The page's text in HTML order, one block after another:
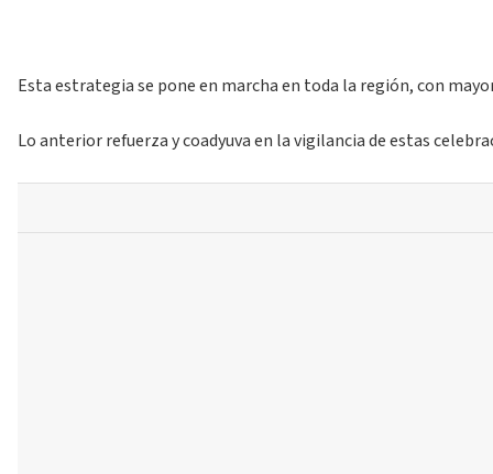
Esta estrategia se pone en marcha en toda la región, con
Lo anterior refuerza y coadyuva en la vigilancia de estas